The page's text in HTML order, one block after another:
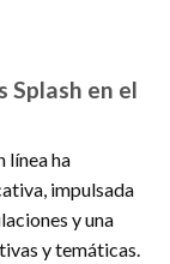
Splash en el
línea ha
impulsada
y una
y temáticas.